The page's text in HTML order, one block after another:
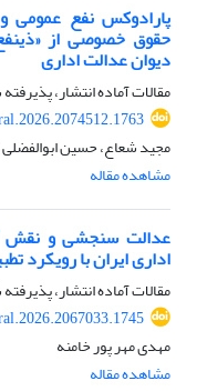
پارادوکس نفع عمومی
حقوق خصوصی از
دیوان عدالت اداری
مقالات آماده انتشار،
مجید شعاع، حسین
مشاهده مقاله
عدالت سنجشی و نقش
اداری ایران با رویکرد
مقالات آماده انتشار،
مهدی مهر پور خامنه
مشاهده مقاله